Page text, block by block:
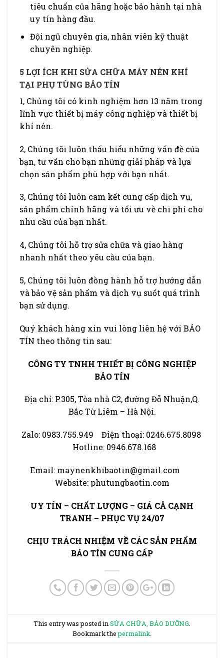
tiêu chuẩn của hãng hoặc bảo hành tại nhà
uy tín hàng đầu.
Đội ngũ chuyên gia, nhân viên kỹ thuật
chuyên nghiệp.
5 LỢI ÍCH KHI SỬA CHỮA MÁY NÉN KHÍ
TẠI PHỤ TÙNG BẢO TÍN
1, Chúng tôi có kinh nghiệm hơn 13 năm trong
lĩnh vực thiết bị máy công nghiệp và thiết bị
khí nén.
2, Chúng tôi luôn thấu hiểu những vấn đề của
bạn, tư vấn cho bạn những giải pháp và lựa
chọn sản phẩm phù hợp với bạn nhất.
3, Chúng tôi luôn cam kết cung cấp dịch vụ,
sản phẩm chính hãng và tối ưu về chi phí cho
nhu cầu của bạn nhất.
4, Chúng tôi hỗ trợ sửa chữa và giao hàng
nhanh nhất theo yêu cầu của bạn.
5, Chúng tôi luôn đồng hành hỗ trợ hướng dẫn
và bảo vệ sản phẩm và dịch vụ suốt quá trình
bạn sử dụng.
Quý khách hàng xin vui lòng liên hệ với BẢO
TÍN theo thông tin sau:
CÔNG TY TNHH THIẾT BỊ CÔNG NGHIỆP
BẢO TÍN
Địa chỉ: P.305, Tòa nhà C2, đường Đỗ Nhuận,Q.
Bắc Từ Liêm – Hà Nội.
Zalo: 0983.755.949 Điện thoại: 0246.675.8098
Hotline: 0946.678.168
Email: maynenkhibaotin@gmail.com
Website: phutungbaotin.com
UY TÍN – CHẤT LƯỢNG – GIÁ CẢ CẠNH
TRANH – PHỤC VỤ 24/07
CHỊU TRÁCH NHIỆM VỀ CÁC SẢN PHẨM
BẢO TÍN CUNG CẤP
This entry was posted in SỬA CHỮA, BẢO DƯỠNG
Bookmark thepermalink